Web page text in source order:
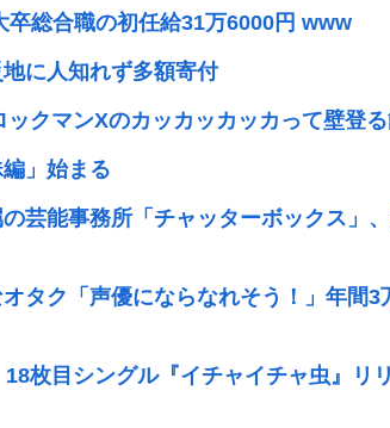
卒総合職の初任給31万6000円 www
に人知れず多額寄付
ックマンXのカッカッカッカって壁登る
」始まる
芸能事務所「チャッターボックス」
タク「声優にならなれそう！」年間
18枚目シングル『イチャイチャ虫』リ